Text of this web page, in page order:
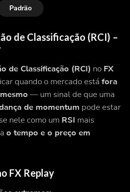
Padrão
de Classificação (RCI) –
de Classificação (RCI) no FX
quando o mercado está fora
— um sinal de que uma
de momentum pode estar
nele como um RSI mais
o tempo e o preço em
FX Replay